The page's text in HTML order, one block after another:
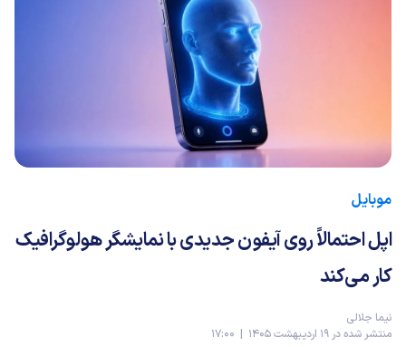
موبایل
اپل احتمالاً روی آیفون جدیدی با نمایشگر هولوگرافیک
کار می‌کند
نیما جلالی
منتشر شده در 19 اردیبهشت 1405 | 17:00